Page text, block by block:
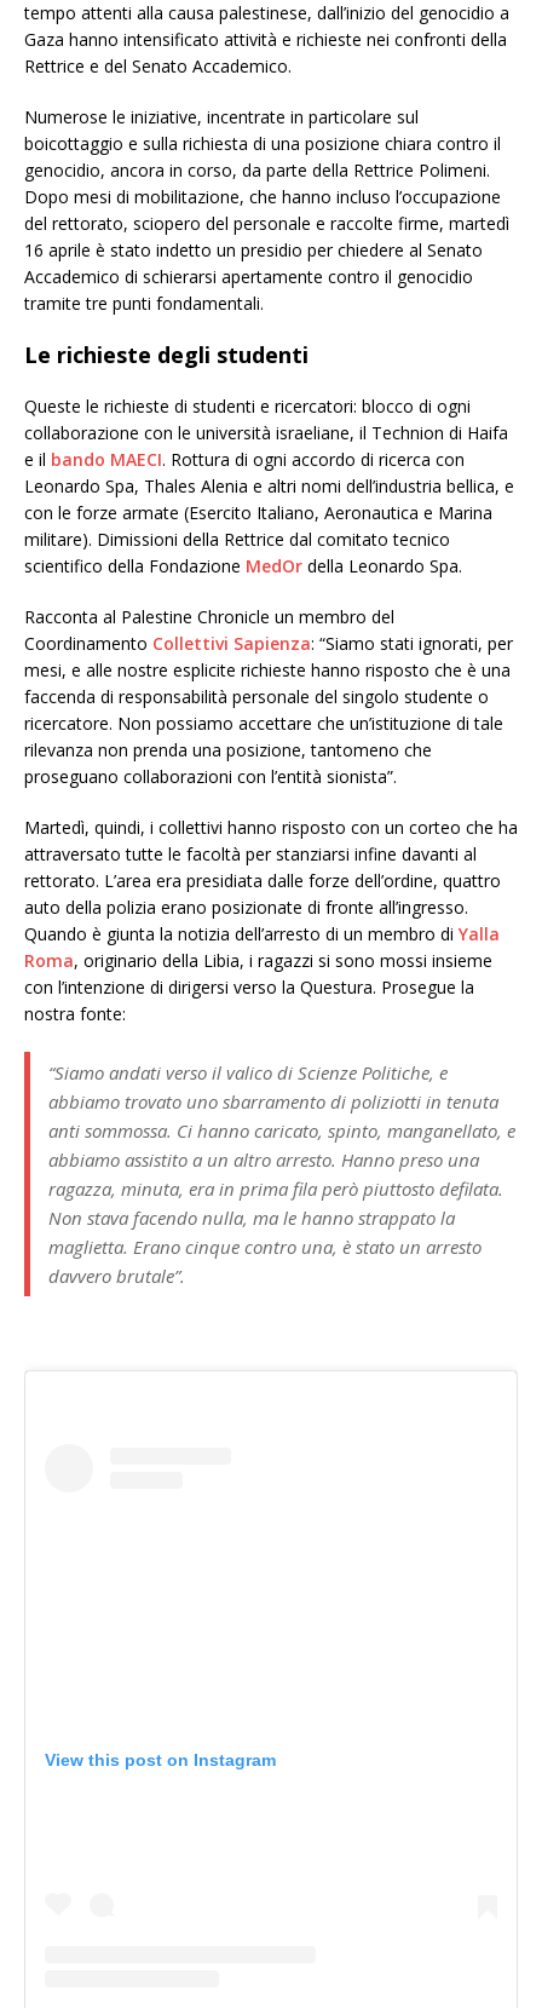
tempo attenti alla causa palestinese, dall’inizio del genocidio a
Gaza hanno intensificato attività e richieste nei confronti della
Rettrice e del Senato Accademico.
Numerose le iniziative, incentrate in particolare sul
boicottaggio e sulla richiesta di una posizione chiara contro il
genocidio, ancora in corso, da parte della Rettrice Polimeni.
Dopo mesi di mobilitazione, che hanno incluso l’occupazione
del rettorato, sciopero del personale e raccolte firme, martedì
16 aprile è stato indetto un presidio per chiedere al Senato
Accademico di schierarsi apertamente contro il genocidio
tramite tre punti fondamentali.
Le richieste degli studenti
Queste le richieste di studenti e ricercatori: blocco di ogni
collaborazione con le università israeliane, il Technion di Haifa
e il bando MAECI. Rottura di ogni accordo di ricerca con
Leonardo Spa, Thales Alenia e altri nomi dell’industria bellica, e
con le forze armate (Esercito Italiano, Aeronautica e Marina
militare). Dimissioni della Rettrice dal comitato tecnico
scientifico della Fondazione MedOr della Leonardo Spa.
Racconta al Palestine Chronicle un membro del
Coordinamento Collettivi Sapienza: “Siamo stati ignorati, per
mesi, e alle nostre esplicite richieste hanno risposto che è una
faccenda di responsabilità personale del singolo studente o
ricercatore. Non possiamo accettare che un’istituzione di tale
rilevanza non prenda una posizione, tantomeno che
proseguano collaborazioni con l’entità sionista”.
Martedì, quindi, i collettivi hanno risposto con un corteo che ha
attraversato tutte le facoltà per stanziarsi infine davanti al
rettorato. L’area era presidiata dalle forze dell’ordine, quattro
auto della polizia erano posizionate di fronte all’ingresso.
Quando è giunta la notizia dell’arresto di un membro di Yalla
Roma, originario della Libia, i ragazzi si sono mossi insieme
con l’intenzione di dirigersi verso la Questura. Prosegue la
nostra fonte:
“Siamo andati verso il valico di Scienze Politiche, e
abbiamo trovato uno sbarramento di poliziotti in tenuta
anti sommossa. Ci hanno caricato, spinto, manganellato, e
abbiamo assistito a un altro arresto. Hanno preso una
ragazza, minuta, era in prima fila però piuttosto defilata.
Non stava facendo nulla, ma le hanno strappato la
maglietta. Erano cinque contro una, è stato un arresto
davvero brutale”.
View this post on Instagram